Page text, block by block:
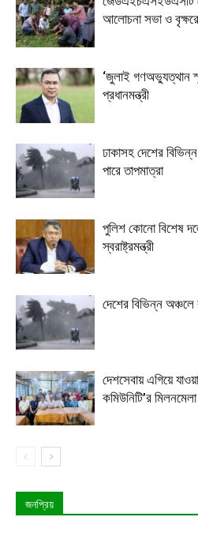
আলোচনা সভা ও
‘জুলাই গণঅভ্যুত্থান
প্রধানমন্ত্রী
ঢাকাসহ দেশের
পারে তাপমাত্রা
পুলিশ কোনো বিশেষ
স্বরাষ্ট্রমন্ত্রী
দেশের বিভিন্ন
দেশসেবায় এগিয়ে
কমিউনিটি’র মিলনমেলা
জনপ্রিয়